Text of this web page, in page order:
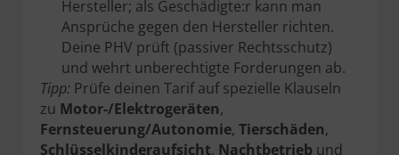
Hersteller; als Geschädigte:r kann man
Ansprüche gegen den Hersteller richten.
Deine PHV prüft (passiver Rechtsschutz)
und wehrt unberechtigte Forderungen ab.
Tipp: Prüfe deinen Tarif auf spezielle Klauseln
zu Motor-/Elektrogeräten,
Fernsteuerung/Autonomie, Tierschäden,
Schlüsselkinderaufsicht, Nachtbetrieb und